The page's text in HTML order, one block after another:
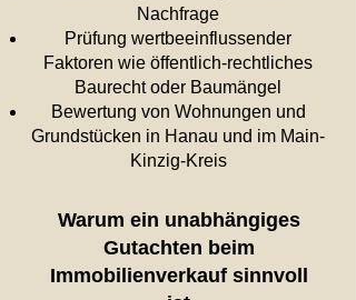
Nachfrage
Prüfung wertbeeinflussender
Faktoren wie öffentlich-rechtliches
Baurecht oder Baumängel
Bewertung von Wohnungen und
Grundstücken in Hanau und im Main-
Kinzig-Kreis
Warum ein unabhängiges
Gutachten beim
Immobilienverkauf sinnvoll